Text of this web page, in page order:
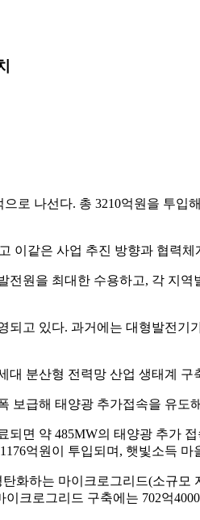
로 나선다. 총 3210억원을 투
이같은 사업 추진 방향과 협력
원을 최대한 수용하고, 각 지
고 있다. 과거에는 대형발전
분산형 전력망 산업 생태계 구
보급해 태양광 추가접속을 유도
되면 약 485MW의 태양광 추가
억원이 투입되며, 햇빛소득
화하는 마이크로그리드(소규
크로그리드 구축에는 702억